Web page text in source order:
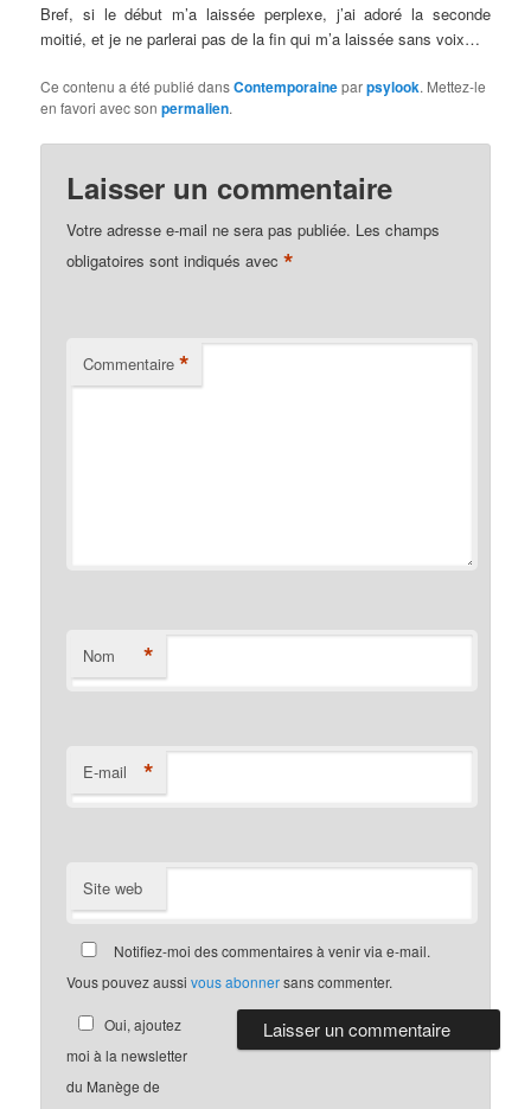
Bref, si le début m’a laissée perplexe, j’ai adoré la seconde
moitié, et je ne parlerai pas de la fin qui m’a laissée sans voix…
Ce contenu a été publié dansContemporaineparpsylook. Mettez-le
en favori avec sonpermalien.
Laisser un commentaire
Votre adresse e-mail ne sera pas publiée. Les champs
obligatoires sont indiqués avec*
Commentaire *
Nom *
E-mail *
Site web
Notifiez-moi des commentaires à venir via e-mail.
Vous pouvez aussivous abonnersans commenter.
Oui, ajoutez
moi à la newsletter
du Manège de